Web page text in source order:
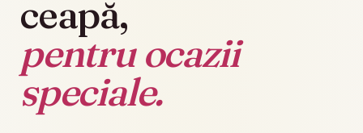
ceapă,
pentru ocazii
speciale.